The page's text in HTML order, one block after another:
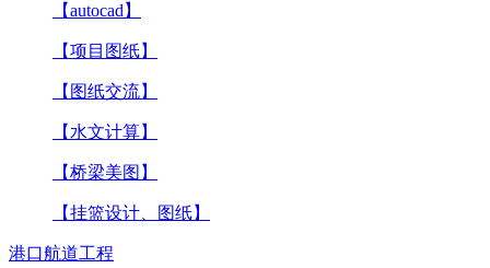
【autocad】
【项目图纸】
【图纸交流】
【水文计算】
【桥梁美图】
【挂篮设计、图纸】
港口航道工程